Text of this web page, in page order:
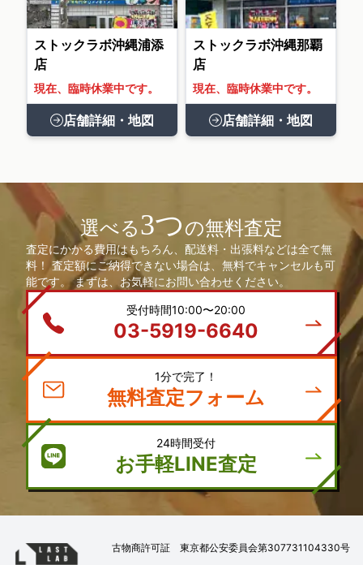
ストックラボ沖縄浦添
店
現在、臨時休業中です。
店舗詳細・地図
ストックラボ沖縄那覇
店
現在、臨時休業中です。
店舗詳細・地図
選べる3つの無料査定
査定にかかる費用はもちろん、配送料・出張料などは全て無
料！ 査定額にご納得できない場合は、無料でキャンセルも可
能です。 まずは、お気軽にお問い合わせください。
受付時間10:00〜20:00
03-5919-6640
1分で完了！
無料査定フォーム
24時間受付
お手軽LINE査定
古物商許可証 東京都公安委員会第307731104330号